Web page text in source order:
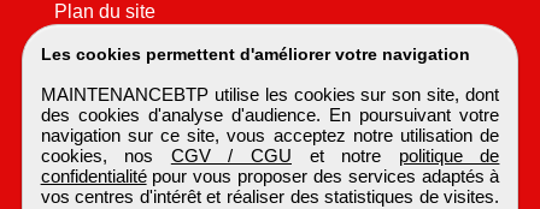
Les cookies permettent d'améliorer votre navigation
MAINTENANCEBTP utilise les cookies sur son site, dont
des cookies d'analyse d'audience. En poursuivant votre
navigation sur ce site, vous acceptez notre utilisation de
cookies, nos CGV / CGU et notre politique de
confidentialitépour vous proposer des services adaptés à
vos centres d'intérêt et réaliser des statistiques de visites.
Plan du site